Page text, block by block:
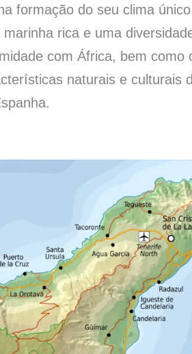
formação do seu clima
rica e uma
com África, bem como
naturais e culturais